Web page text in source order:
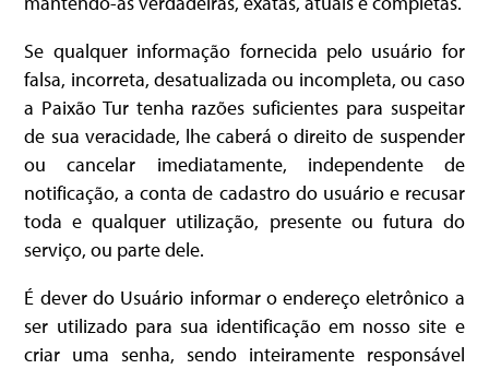
Se qualquer informação fornecida pelo usuário for
falsa, incorreta, desatualizada ou incompleta, ou caso
a Paixão Tur tenha razões suficientes para suspeitar
de sua veracidade, lhe caberá o direito de suspender
ou cancelar imediatamente, independente de
notificação, a conta de cadastro do usuário e recusar
toda e qualquer utilização, presente ou futura do
serviço, ou parte dele.
É dever do Usuário informar o endereço eletrônico a
ser utilizado para sua identificação em nosso site e
criar uma senha, sendo inteiramente responsável